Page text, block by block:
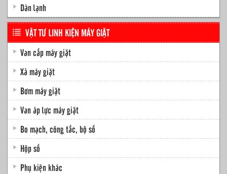
Dàn lạnh
VẬT TƯ LINH KIỆN MÁY GIẶT
Van cấp máy giặt
Xả máy giặt
Bơm máy giặt
Van áp lực máy giặt
Bo mạch, công tắc, bộ số
Hộp số
Phụ kiện khác